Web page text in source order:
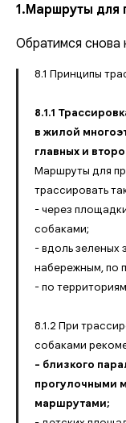
1.Маршруты для
Обратимся снова
8.1 Принципы
8.1.1
в жилой
главных и
Маршруты для
трассировать
- через
собаками;
- вдоль зеленых
набережным, по
- по
8.1.2 При
собаками
- близкого
прогулочными
маршрутами;